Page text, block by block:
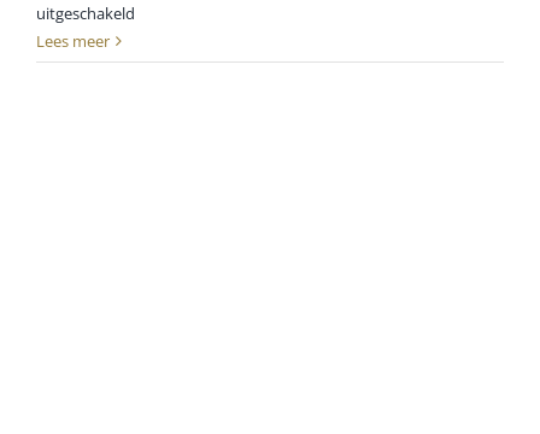
uitgeschakeld
mooi
Lees meer